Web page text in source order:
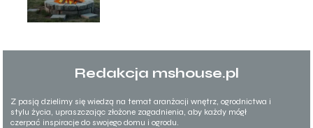
Redakcja mshouse.pl
Z pasją dzielimy się wiedzą na temat aranżacji wnętrz, ogrodnictwa i
stylu życia, upraszczając złożone zagadnienia, aby każdy mógł
czerpać inspiracje do swojego domu i ogrodu.